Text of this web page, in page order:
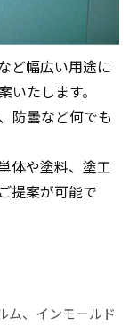
ど幅広い用途に
たします。
防曇など何でも
体や塗料、塗工
提案が可能で
ム、インモールド